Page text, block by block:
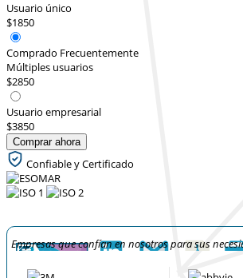
Usuario único
$1850
Comprado Frecuentemente
Múltiples usuarios
$2850
Usuario empresarial
$3850
Comprar ahora
Confiable y Certificado
Empresas que confían en nosotros para sus